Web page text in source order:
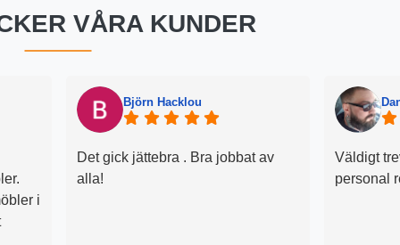
VÅRA KUNDER
i
Björn Hacklou
Det gick jättebra . Bra jobbat av
alla!
Väldigt
personal